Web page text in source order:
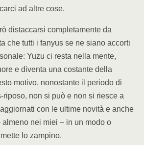
ad altre cose.
distaccarsi completamente da
che tutti i fanyus se ne siano accorti
Yuzu ci resta nella mente,
e diventa una costante della
motivo, nonostante il periodo di
riposo, non si può e non si riesce a
con le ultime novità e anche
nei miei – in un modo o
lo zampino.